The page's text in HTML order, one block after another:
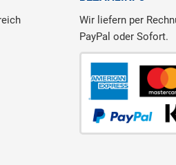
Wir liefern per
PayPal oder Sofort.